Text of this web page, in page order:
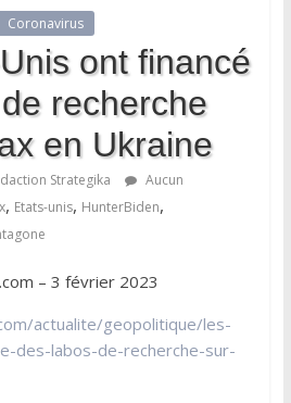
Coronavirus
ont financé
recherche
en Ukraine
Strategika
Aucun
, Etats-unis, HunterBiden,
– 3 février 2023
actualite/geopolitique/les-
des-labos-de-recherche-sur-